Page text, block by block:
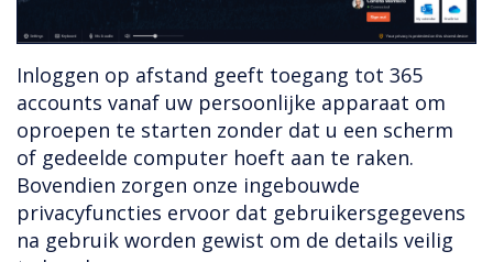
Inloggen op afstand geeft toegang tot 365
accounts vanaf uw persoonlijke apparaat om
oproepen te starten zonder dat u een scherm
of gedeelde computer hoeft aan te raken.
Bovendien zorgen onze ingebouwde
privacyfuncties ervoor dat gebruikersgegevens
na gebruik worden gewist om de details veilig